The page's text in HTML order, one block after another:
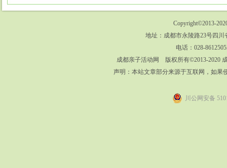
Copyright©2013-
地址：成都市永陵路23号四
电话：028-
成都亲子活动网 版权所有©2013-2020
声明：本站文章部分来源于互联网，如果
川公网安备